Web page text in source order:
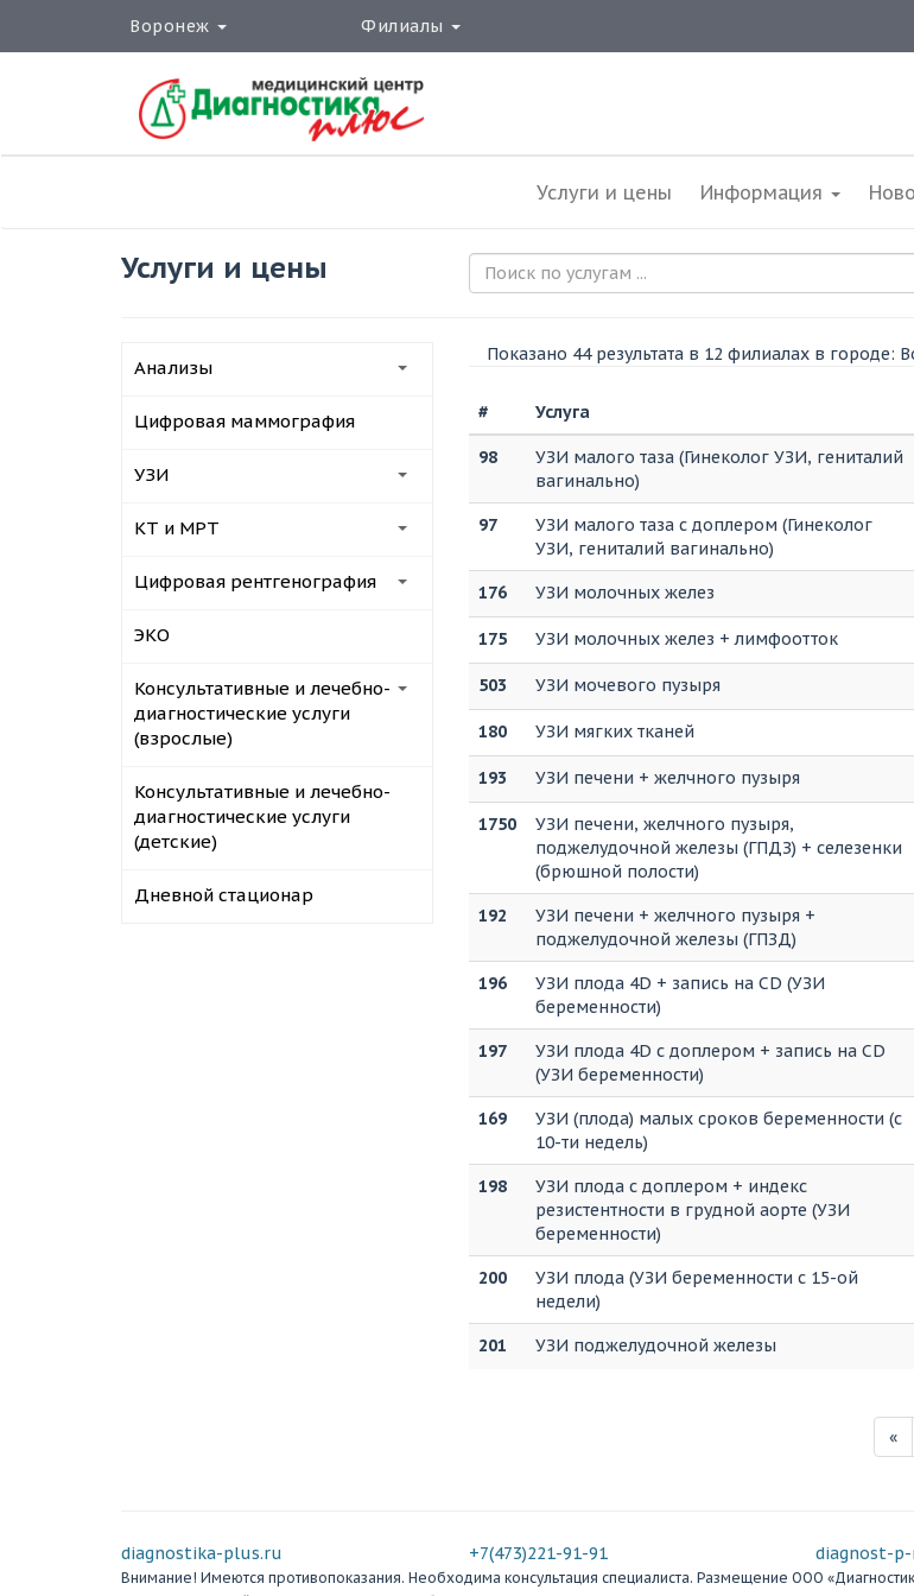
Воронеж Филиалы
Услуги и цены Информация
Услуги и цены
Анализы
Цифровая маммография
УЗИ
КТ и МРТ
Цифровая рентгенография
ЭКО
Консультативные и лечебно-
диагностические услуги
(взрослые)
Консультативные и лечебно-
диагностические услуги
(детские)
Дневной стационар
Показано 44 результата в 12 филиалах в городе:
# Услуга
98
УЗИ малого таза (Гинеколог УЗИ, гениталий
вагинально)
97
УЗИ малого таза с доплером (Гинеколог
УЗИ, гениталий вагинально)
176 УЗИ молочных желез
175 УЗИ молочных желез + лимфоотток
503 УЗИ мочевого пузыря
180 УЗИ мягких тканей
193 УЗИ печени + желчного пузыря
1750
УЗИ печени, желчного пузыря,
поджелудочной железы (ГПДЗ) + селезенки
(брюшной полости)
192
УЗИ печени + желчного пузыря +
поджелудочной железы (ГПЗД)
196
УЗИ плода 4D + запись на CD (УЗИ
беременности)
197
УЗИ плода 4D с доплером + запись на CD
(УЗИ беременности)
169
УЗИ (плода) малых сроков беременности (с
10-ти недель)
198
УЗИ плода с доплером + индекс
резистентности в грудной аорте (УЗИ
беременности)
200
УЗИ плода (УЗИ беременности с 15-ой
недели)
201 УЗИ поджелудочной железы
«
diagnostika-plus.ru +7(473)221-91-91 diagnost-p-
Внимание! Имеются противопоказания. Необходима консультация специалиста. Размещение ООО